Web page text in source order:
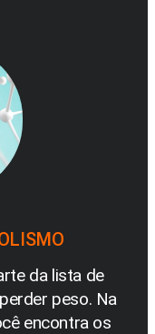
da lista de
peso. Na
encontra os